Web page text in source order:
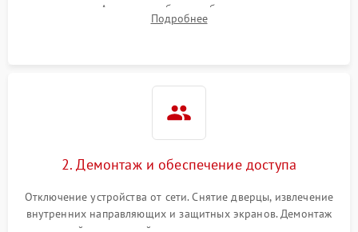
колодке. Анализ жалоб на проблемы с нагревом,
конвекцией, панелью управления или блокировкой дверцы.
Подробнее
2. Демонтаж и обеспечение доступа
Отключение устройства от сети. Снятие дверцы, извлечение
внутренних направляющих и защитных экранов. Демонтаж